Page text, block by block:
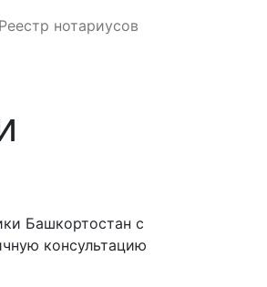
Реестр нотариусов
Башкортостан с
консультацию